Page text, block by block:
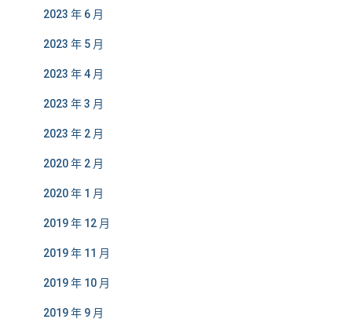
2023 年 6 月
2023 年 5 月
2023 年 4 月
2023 年 3 月
2023 年 2 月
2020 年 2 月
2020 年 1 月
2019 年 12 月
2019 年 11 月
2019 年 10 月
2019 年 9 月